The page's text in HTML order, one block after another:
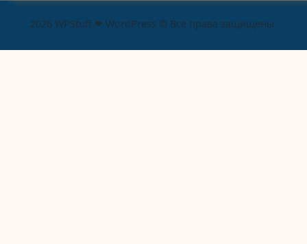
2026 WPStuff ❤ WordPress © Все права защищены.